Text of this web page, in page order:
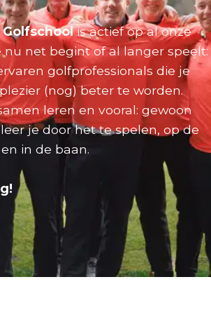
Golfschoolis actief op al onze
nu net begint of al langer speelt:
golfprofessionals die je
(nog) beter te worden.
leren en vooral: gewoon
je door het te spelen, op de
in de baan.